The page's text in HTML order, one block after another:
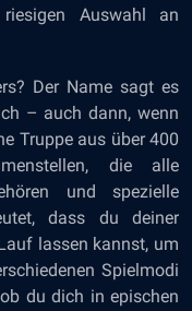
Auswahl an
Der Name sagt es
– auch dann, wenn
Truppe aus über 400
die alle
und spezielle
dass du deiner
lassen kannst, um
Spielmodi
du dich in epischen